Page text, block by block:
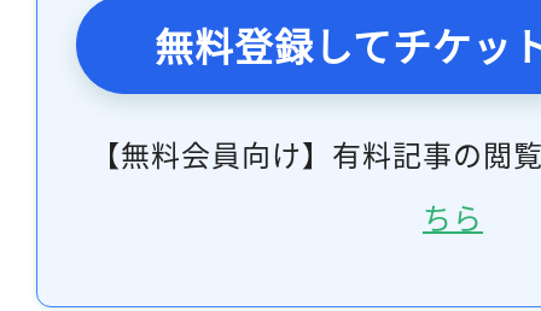
無料登録してチケッ
【無料会員向け】有料記事の閲
ちら